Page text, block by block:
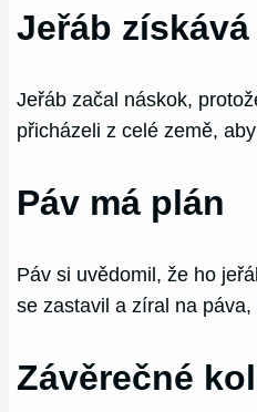
Jeřáb
Jeřáb začal náskok,
přicházeli z celé země,
Páv má plán
Páv si uvědomil, že ho
se zastavil a zíral na
Závěrečné